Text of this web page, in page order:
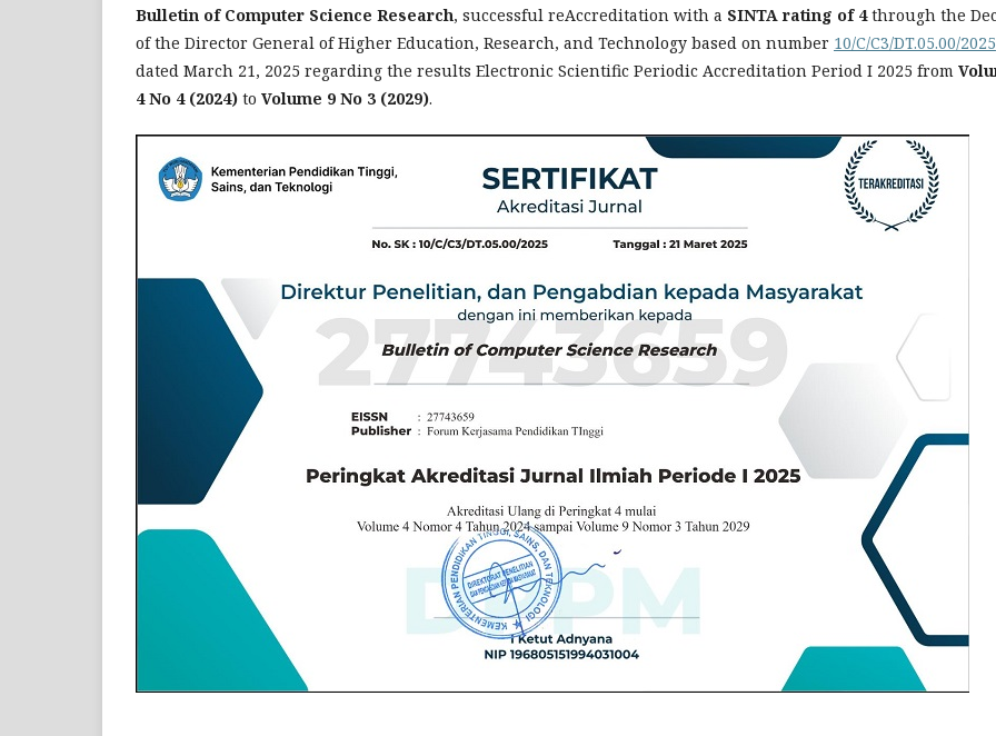
Bulletin of Computer Science Research, successful reAccreditation with a SINTA rating of 4through the
of the Director General of Higher Education, Research, and Technology based on number 10/C/C3/DT.05.00/2025
dated March 21, 2025 regarding the results Electronic Scientific Periodic Accreditation Period I 2025 from
4 No 4 (2024) to Volume 9 No 3 (2029).